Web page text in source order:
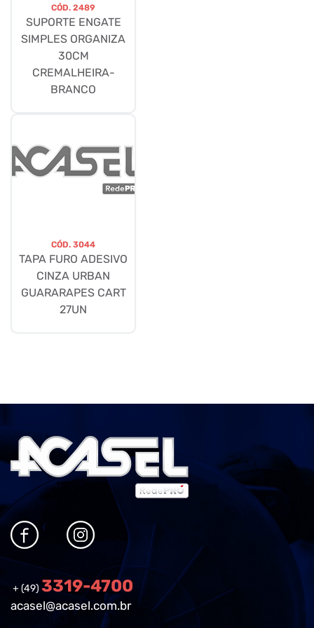
CÓD. 2489
SUPORTE ENGATE
SIMPLES ORGANIZA
30CM
CREMALHEIRA-
BRANCO
CÓD. 3044
TAPA FURO ADESIVO
CINZA URBAN
GUARARAPES CART
27UN
+ (49) 3319-4700
acasel@acasel.com.br